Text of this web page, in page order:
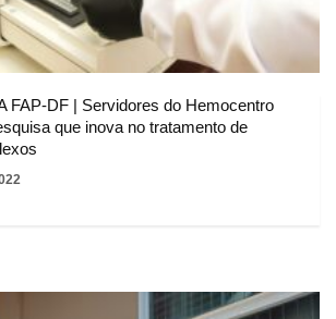
FAP-DF | Servidores do Hemocentro
que inova no tratamento de